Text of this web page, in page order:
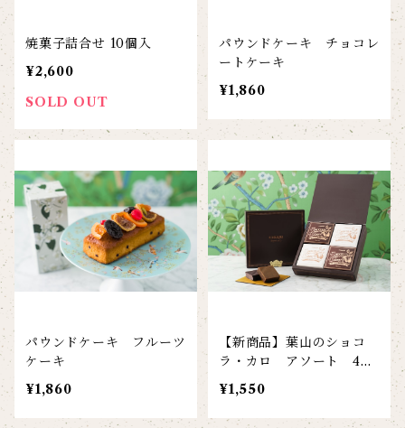
焼菓子詰合せ 10個入
¥2,600
SOLD OUT
パウンドケーキ チョコレ
ートケーキ
¥1,860
パウンドケーキ フルーツ
ケーキ
¥1,860
【新商品】葉山のショコ
ラ・カロ アソート 4個
入
¥1,550